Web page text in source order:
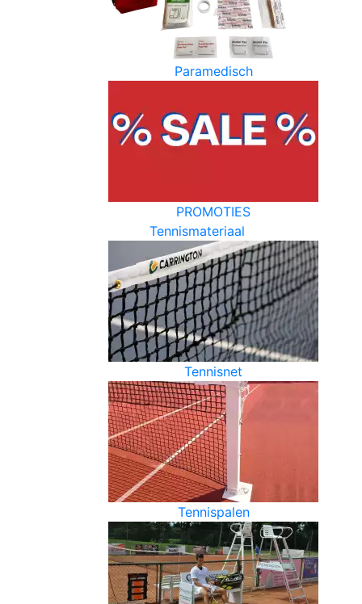
Paramedisch
PROMOTIES
Tennismateriaal
Tennisnet
Tennispalen